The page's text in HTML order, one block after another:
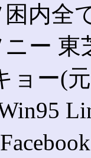
内全
ニー
ー(